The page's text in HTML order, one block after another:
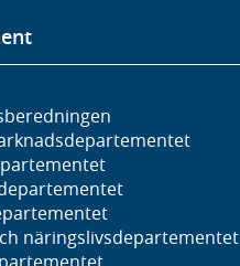
näringslivs­departementet